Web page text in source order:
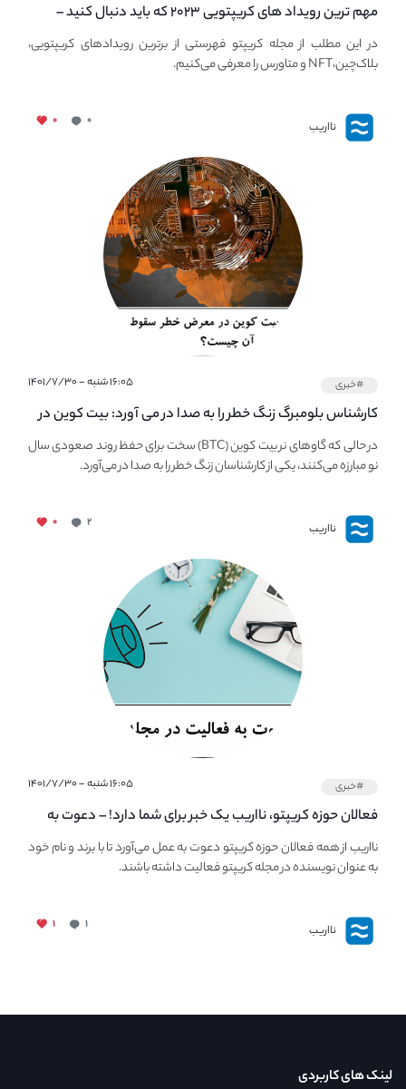
مهم ترین رویداد های کریپتویی ۲۰۲۳ که باید دنبال کنید –
معرفی بهترین رویداد های جهانی
در این مطلب از مجله کریپتو فهرستی از برترین رویدادهای کریپتویی،
بلاک‌چین،NFT و متاورس را معرفی می‌کنیم.
نااریب ۰ ۰
#خبری ۱۶:۰۵ شنبه - ۱۴۰۱/۷/۳۰
کارشناس بلومبرگ زنگ خطر را به صدا در می آورد: بیت کوین در
معرض خطر سقوط بزرگ است - دلیل آن چیست؟در حالی که گاوهای نر بیت کوین (BTC) سخت برای حفظ روند صعودی سال
نو مبارزه می‌کنند، یکی از کارشناسان زنگ خطر را به صدا در می‌آورد.
نااریب ۲ ۰
#خبری ۱۶:۰۵ شنبه - ۱۴۰۱/۷/۳۰
فعالان حوزه کریپتو، نااریب یک خبر برای شما دارد! – دعوت به
فعالیت در مجله کریپتو
نااریب از همه فعالان حوزه کریپتو دعوت به عمل می‌آورد تا با برند و نام خود
به عنوان نویسنده در مجله کریپتو فعالیت داشته باشند.
نااریب ۱ ۱
لینک های کاربردی